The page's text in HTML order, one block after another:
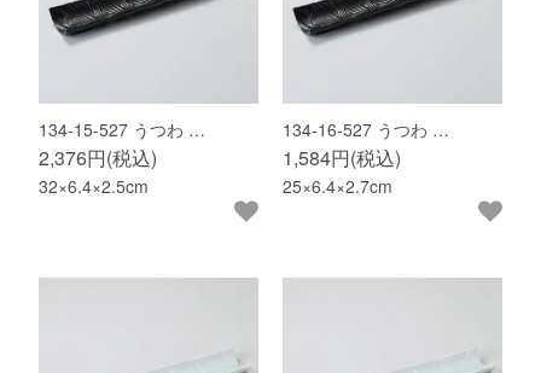
134-15-527 うつわ …
2,376円(税込)
32×6.4×2.5cm
134-16-527 うつわ …
1,584円(税込)
25×6.4×2.7cm